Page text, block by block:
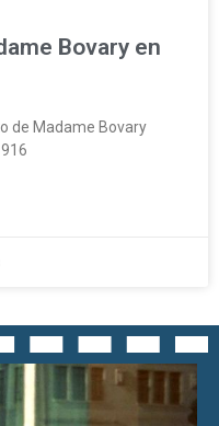
Bovary en
de Madame Bovary